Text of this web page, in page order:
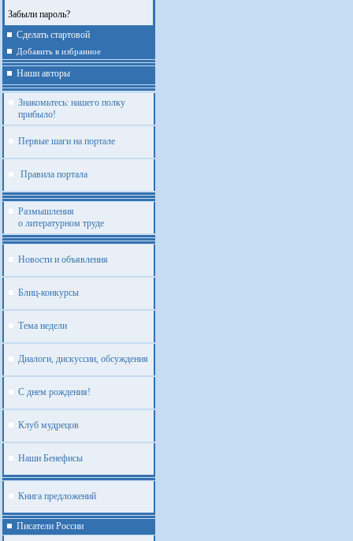
Забыли пароль?
Сделать стартовой
Добавить в избранное
Наши авторы
Знакомьтесь: нашего полку
прибыло!
Первые шаги на портале
Правила портала
Размышления
о литературном труде
Новости и объявления
Блиц-конкурсы
Тема недели
Диалоги, дискуссии, обсуждения
С днем рождения!
Клуб мудрецов
Наши Бенефисы
Книга предложений
Писатели России